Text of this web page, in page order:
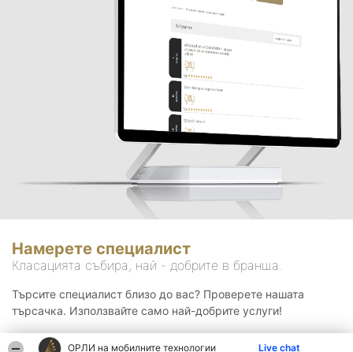
ОРЛИ на мобилните технологии Live chat
Намерете специалист
Класацията събира, най - добрите в бранша.
Търсите специалист близо до вас? Проверете нашата
търсачка. Използвайте само най-добрите услуги!